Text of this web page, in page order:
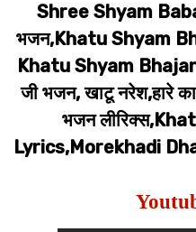
Shree Shyam
भजन,Khatu Shyam
Khatu Shyam
जी भजन, खाटू नरेश,हारे का
भजन
Lyrics,Morekhadi